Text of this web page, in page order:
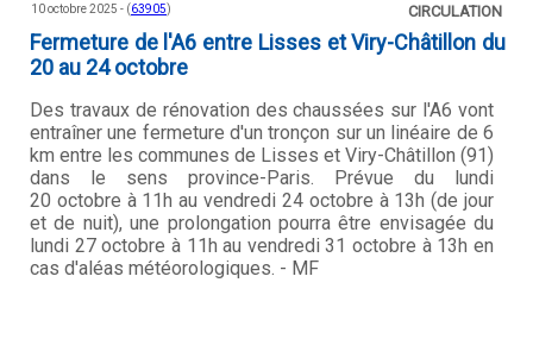
10 octobre 2025 - (63905) CIRCULATION
Fermeture de l'A6 entre Lisses et Viry-Châtillon du
20 au 24 octobre
Des travaux de rénovation des chaussées sur l'A6 vont
entraîner une fermeture d'un tronçon sur un linéaire de 6
km entre les communes de Lisses et Viry-Châtillon (91)
dans le sens province-Paris. Prévue du lundi
20 octobre à 11h au vendredi 24 octobre à 13h (de jour
et de nuit), une prolongation pourra être envisagée du
lundi 27 octobre à 11h au vendredi 31 octobre à 13h en
cas d'aléas météorologiques. - MF